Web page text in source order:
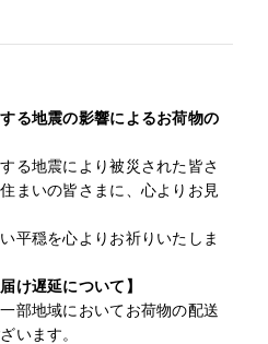
る地震の影響によるお荷物の
る地震により被災された皆さ
まいの皆さまに、心よりお見
平穏を心よりお祈りいたしま
け遅延について】
部地域においてお荷物の配送
います。